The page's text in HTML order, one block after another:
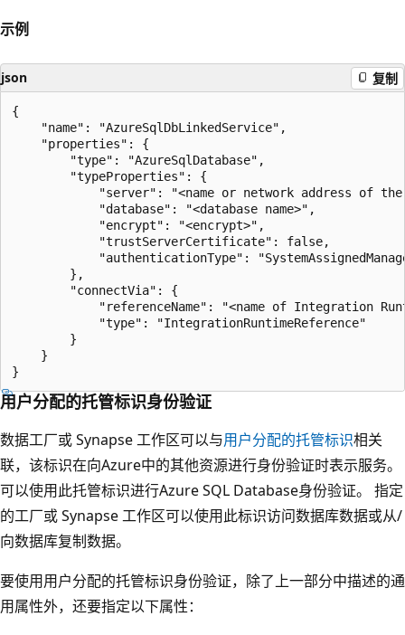
示例
json 复制
{
    "name": "AzureSqlDbLinkedService",
    "properties": {
        "type": "AzureSqlDatabase",
        "typeProperties": {
"server": "<name or network address of
            "database": "<database name>",
            "encrypt": "<encrypt>",
            "trustServerCertificate": false,
"authenticationType":
        },
        "connectVia": {
"referenceName": "<name of Integration
            "type": "IntegrationRuntimeReference"
        }
    }
用户分配的托管标识身份验证
数据工厂或 Synapse 工作区可以与用户分配的托管标识相关
联，该标识在向Azure中的其他资源进行身份验证时表示服务。
可以使用此托管标识进行Azure SQL Database身份验证。 指定
的工厂或 Synapse 工作区可以使用此标识访问数据库数据或从/
向数据库复制数据。
要使用用户分配的托管标识身份验证，除了上一部分中描述的通
用属性外，还要指定以下属性：